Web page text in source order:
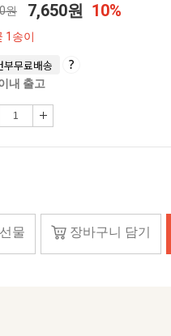
원 7,650원 10%
1송이
부무료배송
내 출고
선물 장바구니 담기